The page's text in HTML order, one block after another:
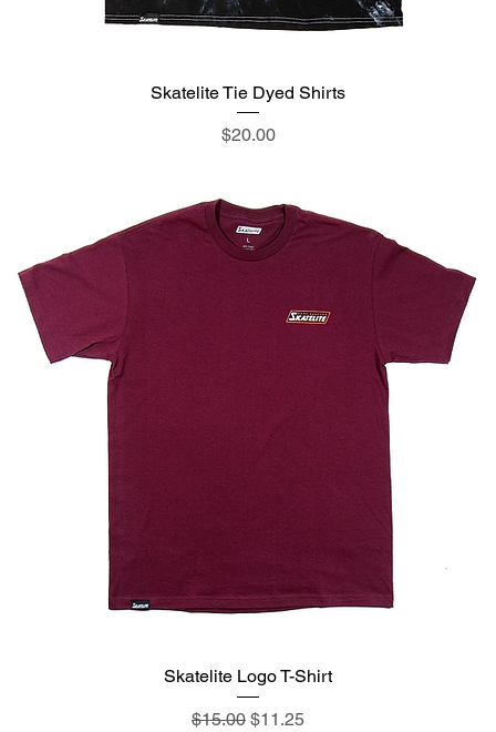
Skatelite Tie Dyed Shirts
価格
$20.00
Skatelite Logo T-Shirt
通常価格
$15.00 セール価格
$11.25